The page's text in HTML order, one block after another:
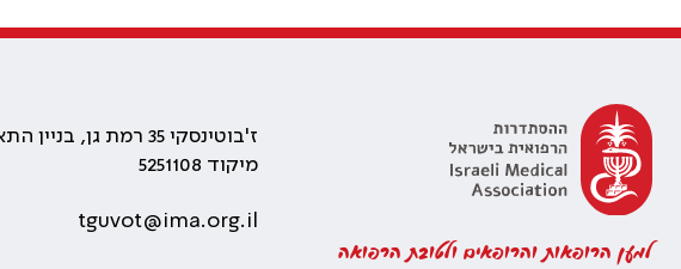
למען הרופאות והרופאים ולטובת הרפואה
ז'בוטינסקי 35 רמת גן, בניין התאומים 2
מיקוד 5251108
tguvot@ima.org.il